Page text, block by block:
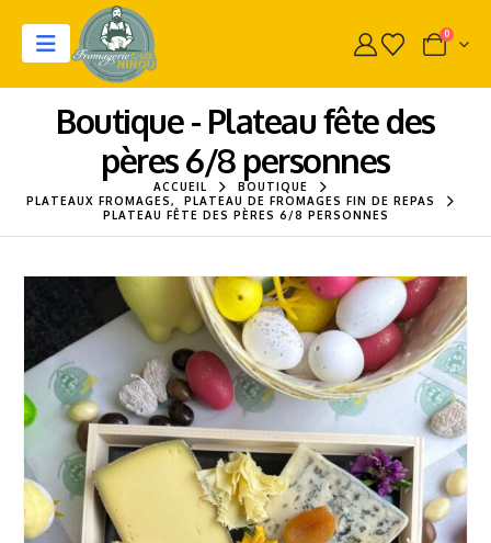
0
Boutique - Plateau fête des
pères 6/8 personnes
ACCUEIL
BOUTIQUE
PLATEAUX FROMAGES,
PLATEAU DE FROMAGES FIN DE REPAS
PLATEAU FÊTE DES PÈRES 6/8 PERSONNES